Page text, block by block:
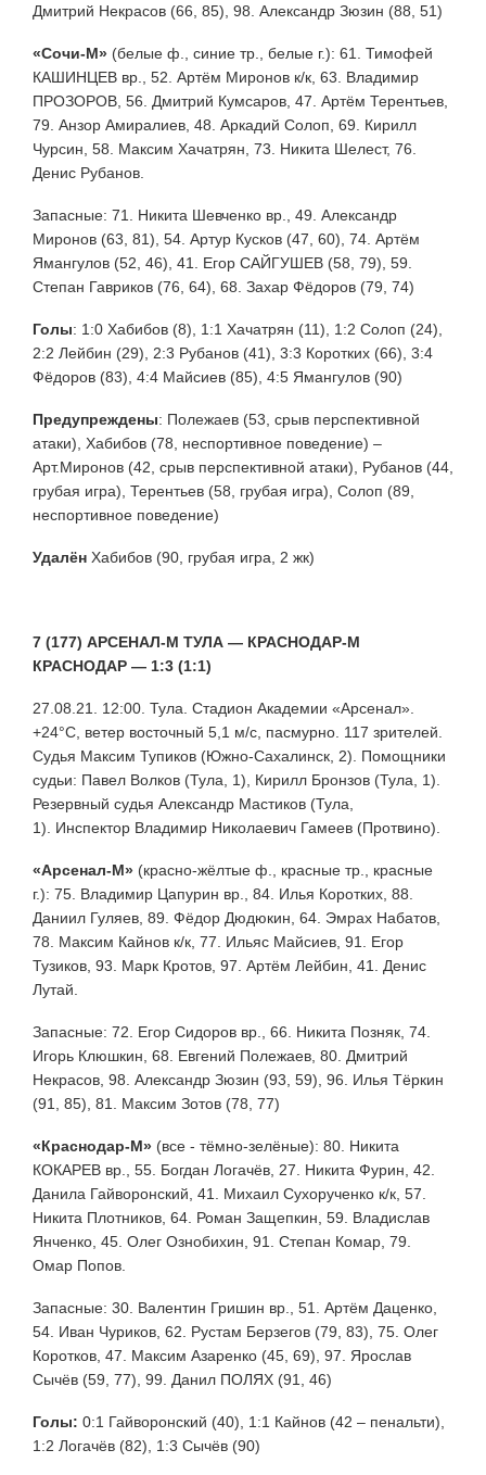
Дмитрий Некрасов (66, 85), 98. Александр Зюзин (88, 51)
«Сочи-М» (белые ф., синие тр., белые г.): 61. Тимофей
КАШИНЦЕВ вр., 52. Артём Миронов к/к, 63. Владимир
ПРОЗОРОВ, 56. Дмитрий Кумсаров, 47. Артём Терентьев,
79. Анзор Амиралиев, 48. Аркадий Солоп, 69. Кирилл
Чурсин, 58. Максим Хачатрян, 73. Никита Шелест, 76.
Денис Рубанов.
Запасные: 71. Никита Шевченко вр., 49. Александр
Миронов (63, 81), 54. Артур Кусков (47, 60), 74. Артём
Ямангулов (52, 46), 41. Егор САЙГУШЕВ (58, 79), 59.
Степан Гавриков (76, 64), 68. Захар Фёдоров (79, 74)
Голы: 1:0 Хабибов (8), 1:1 Хачатрян (11), 1:2 Солоп (24),
2:2 Лейбин (29), 2:3 Рубанов (41), 3:3 Коротких (66), 3:4
Фёдоров (83), 4:4 Майсиев (85), 4:5 Ямангулов (90)
Предупреждены: Полежаев (53, срыв перспективной
атаки), Хабибов (78, неспортивное поведение) –
Арт.Миронов (42, срыв перспективной атаки), Рубанов (44,
грубая игра), Терентьев (58, грубая игра), Солоп (89,
неспортивное поведение)
Удалён Хабибов (90, грубая игра, 2 жк)
7 (177) АРСЕНАЛ-М ТУЛА — КРАСНОДАР-М
КРАСНОДАР — 1:3 (1:1)
27.08.21. 12:00. Тула. Стадион Академии «Арсенал».
+24°С, ветер восточный 5,1 м/с, пасмурно. 117 зрителей.
Судья Максим Тупиков (Южно-Сахалинск, 2). Помощники
судьи: Павел Волков (Тула, 1), Кирилл Бронзов (Тула, 1).
Резервный судья Александр Мастиков (Тула,
1). Инспектор Владимир Николаевич Гамеев (Протвино).
«Арсенал-М» (красно-жёлтые ф., красные тр., красные
г.): 75. Владимир Цапурин вр., 84. Илья Коротких, 88.
Даниил Гуляев, 89. Фёдор Дюдюкин, 64. Эмрах Набатов,
78. Максим Кайнов к/к, 77. Ильяс Майсиев, 91. Егор
Тузиков, 93. Марк Кротов, 97. Артём Лейбин, 41. Денис
Лутай.
Запасные: 72. Егор Сидоров вр., 66. Никита Позняк, 74.
Игорь Клюшкин, 68. Евгений Полежаев, 80. Дмитрий
Некрасов, 98. Александр Зюзин (93, 59), 96. Илья Тёркин
(91, 85), 81. Максим Зотов (78, 77)
«Краснодар-М» (все - тёмно-зелёные): 80. Никита
КОКАРЕВ вр., 55. Богдан Логачёв, 27. Никита Фурин, 42.
Данила Гайворонский, 41. Михаил Сухорученко к/к, 57.
Никита Плотников, 64. Роман Защепкин, 59. Владислав
Янченко, 45. Олег Ознобихин, 91. Степан Комар, 79.
Омар Попов.
Запасные: 30. Валентин Гришин вр., 51. Артём Даценко,
54. Иван Чуриков, 62. Рустам Берзегов (79, 83), 75. Олег
Коротков, 47. Максим Азаренко (45, 69), 97. Ярослав
Сычёв (59, 77), 99. Данил ПОЛЯХ (91, 46)
Голы: 0:1 Гайворонский (40), 1:1 Кайнов (42 – пенальти),
1:2 Логачёв (82), 1:3 Сычёв (90)